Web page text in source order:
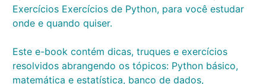
Exercícios Exercícios de Python, para você estudar
onde e quando quiser.
Este e-book contém dicas, truques e exercícios
resolvidos abrangendo os tópicos: Python básico,
matemática e estatística, banco de dados,